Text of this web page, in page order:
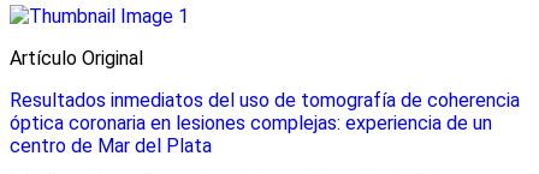
Artí­culo Original
Resultados inmediatos del uso de tomografía de coherencia
óptica coronaria en lesiones complejas: experiencia de un
centro de Mar del Plata